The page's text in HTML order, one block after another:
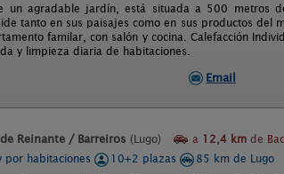
un agradable jardín, está situada a 500 metros
tanto en sus paisajes como en sus productos
familar, con salón y cocina. Calefacción
y limpieza diaria de habitaciones.
Email
Reinante / Barreiros (Lugo) a 12,4 km de
por habitaciones
10+2 plazas
85 km de Lugo